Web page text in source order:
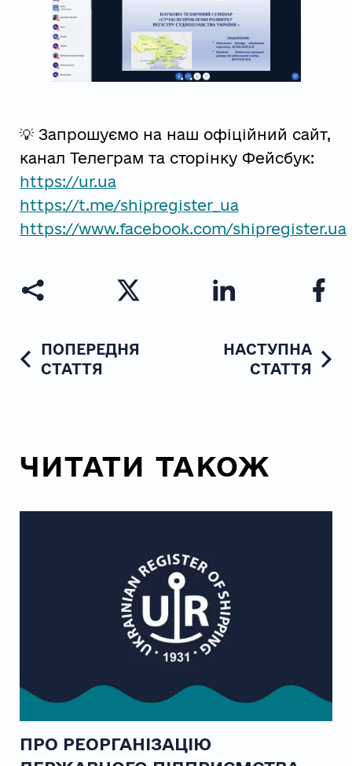
💡 Запрошуємо на наш офіційний сайт,
канал Телеграм та сторінку Фейсбук:
https://ur.ua
https://t.me/shipregister_ua
https://www.facebook.com/shipregister.ua
ПОПЕРЕДНЯ
СТАТТЯ
НАСТУПНА
СТАТТЯ
ЧИТАТИ ТАКОЖ
ПРО РЕОРГАНІЗАЦІЮ